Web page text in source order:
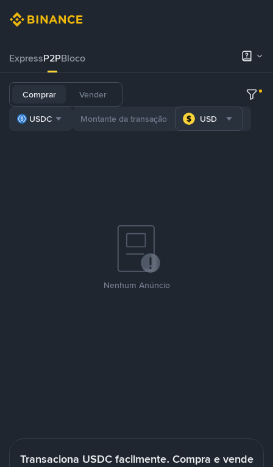
ExpressP2PBloco
Comprar Vender
USDC USD
Nenhum Anúncio
Transaciona USDC facilmente. Compra e vende